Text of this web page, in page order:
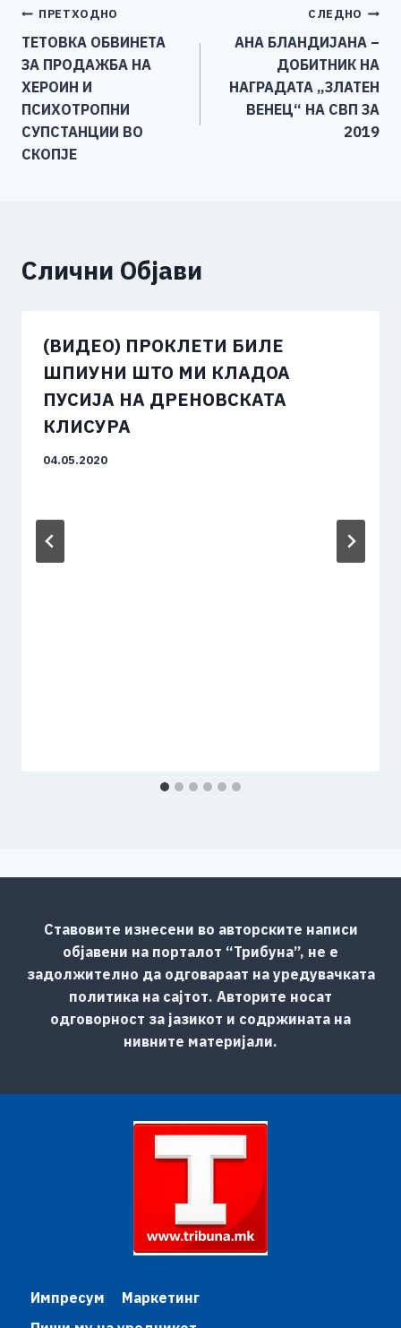
b
o
o
k
n
g
Li
n
k
Навигација
на
напис
ПРЕТХОДНО
ТЕТОВКА ОБВИНЕТА
ЗА ПРОДАЖБА НА
ХЕРОИН И
ПСИХОТРОПНИ
СУПСТАНЦИИ ВО
СКОПЈЕ
СЛЕДНО
АНА БЛАНДИЈАНА –
ДОБИТНИК НА
НАГРАДАТА „ЗЛАТЕН
ВЕНЕЦ“ НА СВП ЗА
2019
Слични Објави
(ВИДЕО) ПРОКЛЕТИ БИЛЕ
ШПИУНИ ШТО МИ КЛАДОА
ПУСИЈА НА ДРЕНОВСКАТА
КЛИСУРА
04.05.2020
Ставовите изнесени во авторските написи
објавени на порталот “Трибуна”, не е
задолжително да одговараат на уредувачката
политика на сајтот. Авторите носат
одговорност за јазикот и содржината на
нивните материјали.
Импресум
Маркетинг